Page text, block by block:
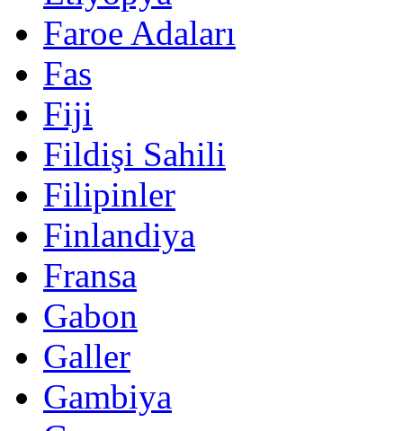
Faroe Adaları
Fas
Fiji
Fildişi Sahili
Filipinler
Finlandiya
Fransa
Gabon
Galler
Gambiya